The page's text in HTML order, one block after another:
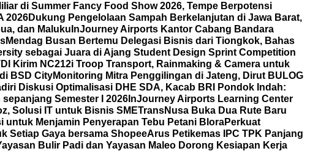
di Summer Fancy Food Show 2026, Tempe Berpotensi
2026Dukung Pengelolaan Sampah Berkelanjutan di Jawa Barat,
dan Maluku InJourney Airports Kantor Cabang Bandara
Mendag Busan Bertemu Delegasi Bisnis dari Tiongkok, Bahas
sebagai Juara di Ajang Student Design Sprint Competition
Kirim NC212i Troop Transport, Rainmaking & Camera untuk
BSD CityMonitoring Mitra Penggilingan di Jateng, Dirut BULOG
Diskusi Optimalisasi DHE SDA, Kacab BRI Pondok Indah:
Semester I 2026 InJourney Airports Learning Center
Solusi IT untuk Bisnis SMETransNusa Buka Dua Rute Baru
untuk Menjamin Penyerapan Tebu Petani BloraPerkuat
Setiap Gaya bersama ShopeeArus Petikemas IPC TPK Panjang
Bulir Padi dan Yayasan Maleo Dorong Kesiapan Kerja